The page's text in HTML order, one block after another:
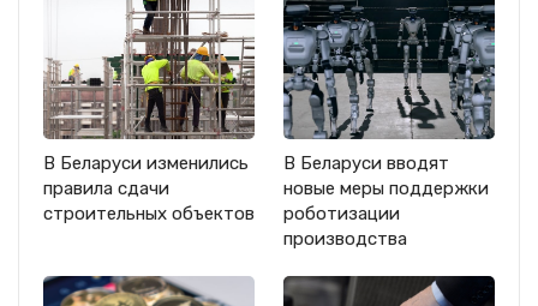
В Беларуси изменились
правила сдачи
строительных объектов
В Беларуси вводят
новые меры поддержки
роботизации
производства